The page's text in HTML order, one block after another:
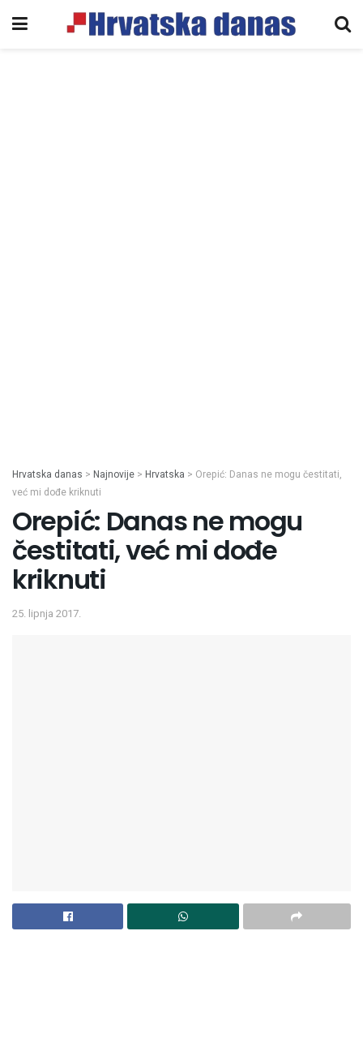
Hrvatska danas > Najnovije > Hrvatska > Orepić: Danas ne mogu čestitati,
već mi dođe kriknuti
Orepić: Danas ne mogu
čestitati, već mi dođe
kriknuti
25. lipnja 2017.